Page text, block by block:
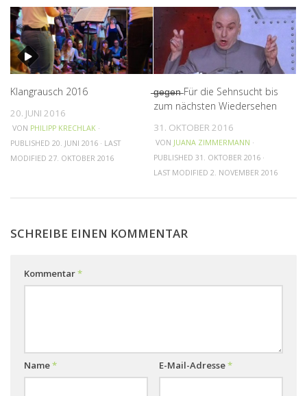
Klangrausch 2016
20. JUNI 2016
VON PHILIPP KRECHLAK ·
PUBLISHED 20. JUNI 2016 · LAST
MODIFIED 27. OKTOBER 2016
̶̶g̶̶e̶̶g̶̶e̶̶n̶ Für die Sehnsucht bis
zum nächsten Wiedersehen
31. OKTOBER 2016
VON JUANA ZIMMERMANN ·
PUBLISHED 31. OKTOBER 2016 ·
LAST MODIFIED 2. NOVEMBER 2016
SCHREIBE EINEN KOMMENTAR
Kommentar*
Name* E-Mail-Adresse*